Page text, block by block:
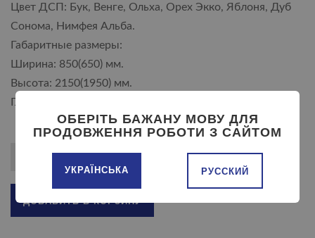
Цвет ДСП: Бук, Венге, Ольха, Орех Экко, Яблоня, Дуб
Сонома, Нимфея Альба.
Габаритные размеры:
Ширина: 850(650) мм.
Высота: 2150(1950) мм.
Глубина: 464 мм.
ДОБАВИТЬ В КОРЗИНУ
ОБЕРІТЬ БАЖАНУ МОВУ ДЛЯ
ПРОДОВЖЕННЯ РОБОТИ З САЙТОМ
УКРАЇНСЬКА РУССКИЙ